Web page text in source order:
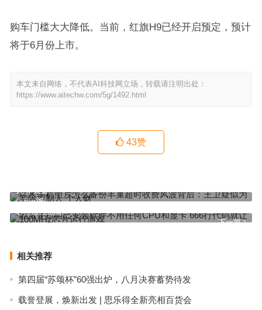
购车门槛大大降低。当前，红旗H9已经开启预定，预计
将于6月份上市。
本文来自网络，不代表AI科技网立场，转载请注明出处：
https://www.aitechw.com/5g/1492.html
43赞
上一篇
人 个人财
下一篇
酷派手机自己安装软件不用任何CPU和显卡 666行代码就让100MHz
芯片运行游戏
相关推荐
第四届“苏颂杯”60强出炉，八月决赛蓄势待发
载誉登展，焕新出发 | 思乐得全新亮相百货会